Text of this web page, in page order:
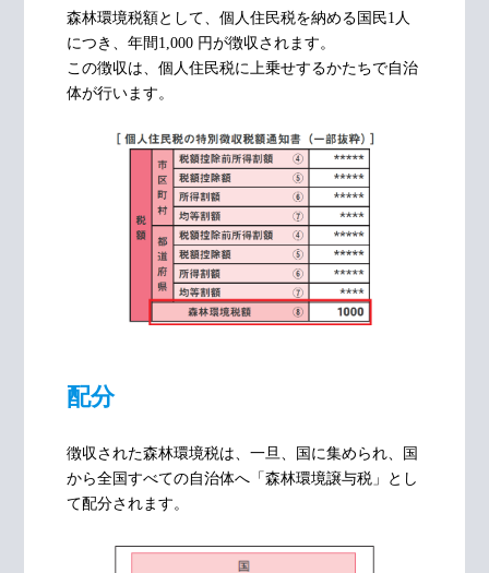
森林環境税額として、個人住民税を納める国民1人
につき、年間1,000 円が徴収されます。
この徴収は、個人住民税に上乗せするかたちで自治
体が行います。
配分
徴収された森林環境税は、一旦、国に集められ、国
から全国すべての自治体へ「森林環境譲与税」とし
て配分されます。